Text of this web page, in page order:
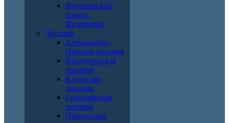
Федоровский
храм с.
Федоровка
Часовни
Александро-
Невская часовня
Владимирская
часовня
Казанская
часовня
Георгиевская
часовня
Никольская